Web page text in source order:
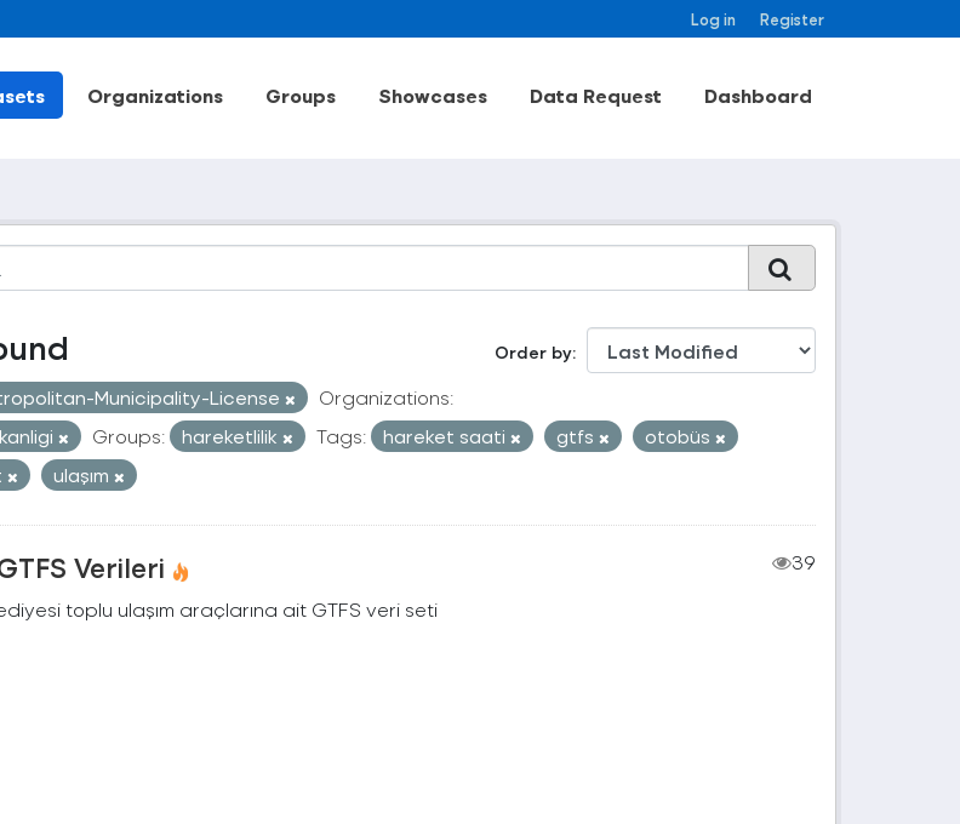
Log in Register
Organizations Groups Showcases Data Request Dashboard
Order by
Municipality-License
Organizations:
Groups: hareketlilik Tags: hareket saati gtfs
otobüs
ulaşım
Verileri
39
toplu ulaşım araçlarına ait GTFS veri seti